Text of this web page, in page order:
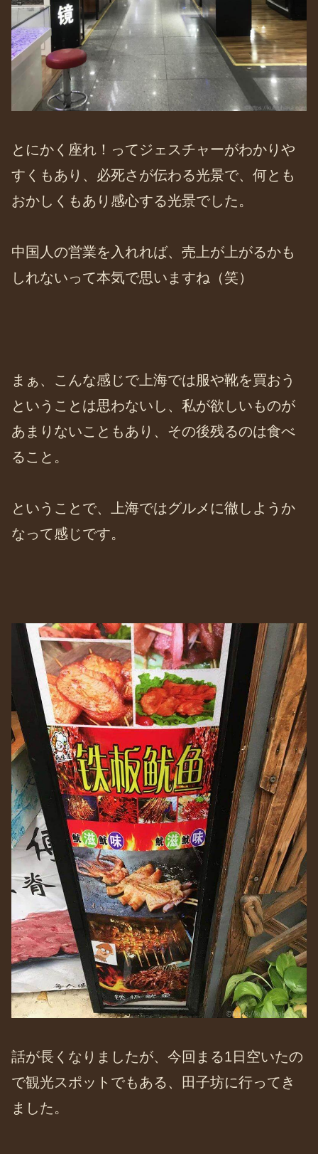
とにかく座れ！ってジェスチャーがわかりや
すくもあり、必死さが伝わる光景で、何とも
おかしくもあり感心する光景でした。
中国人の営業を入れれば、売上が上がるかも
しれないって本気で思いますね（笑）
まぁ、こんな感じで上海では服や靴を買おう
ということは思わないし、私が欲しいものが
あまりないこともあり、その後残るのは食べ
ること。
ということで、上海ではグルメに徹しようか
なって感じです。
話が長くなりましたが、今回まる1日空いたの
で観光スポットでもある、田子坊に行ってき
ました。